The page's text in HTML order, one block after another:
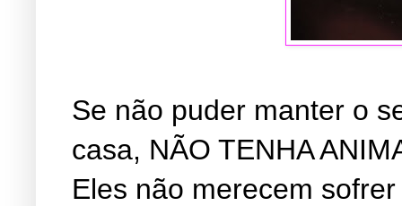
Se não puder manter o
casa, NÃO TENHA
Eles não merecem